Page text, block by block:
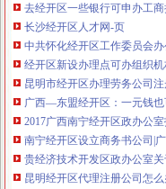
长沙经开区人才网-页
中共怀化经开区工作委员会
经开区新设办理点可办组织机
昆明市经开区办理劳务公司
广西—东盟经开区：一元钱也
2017广西南宁经开区政办公
南宁经开区设立商务书公司|广
贵经济技术开发区政办公室
昆明经开区代理注册公司怎么
宁乡经开区“马上就办”企业